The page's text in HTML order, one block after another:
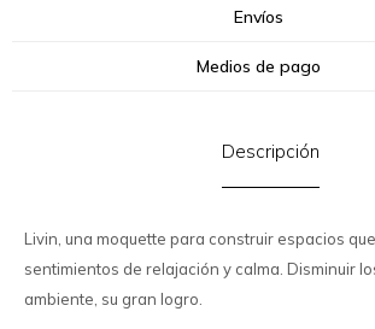
Envíos
Medios de pago
Descripción
Livin, una moquette para construir espacios
sentimientos de relajación y calma. Disminuir
ambiente, su gran logro.